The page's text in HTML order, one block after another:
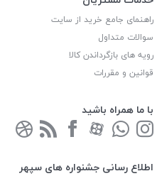
راهنمای جامع خرید از سایت
سوالات متداول
رویه های بازگرداندن کالا
قوانین و مقررات
با ما همراه باشید
اطلاع رسانی جشنواره های سپهر